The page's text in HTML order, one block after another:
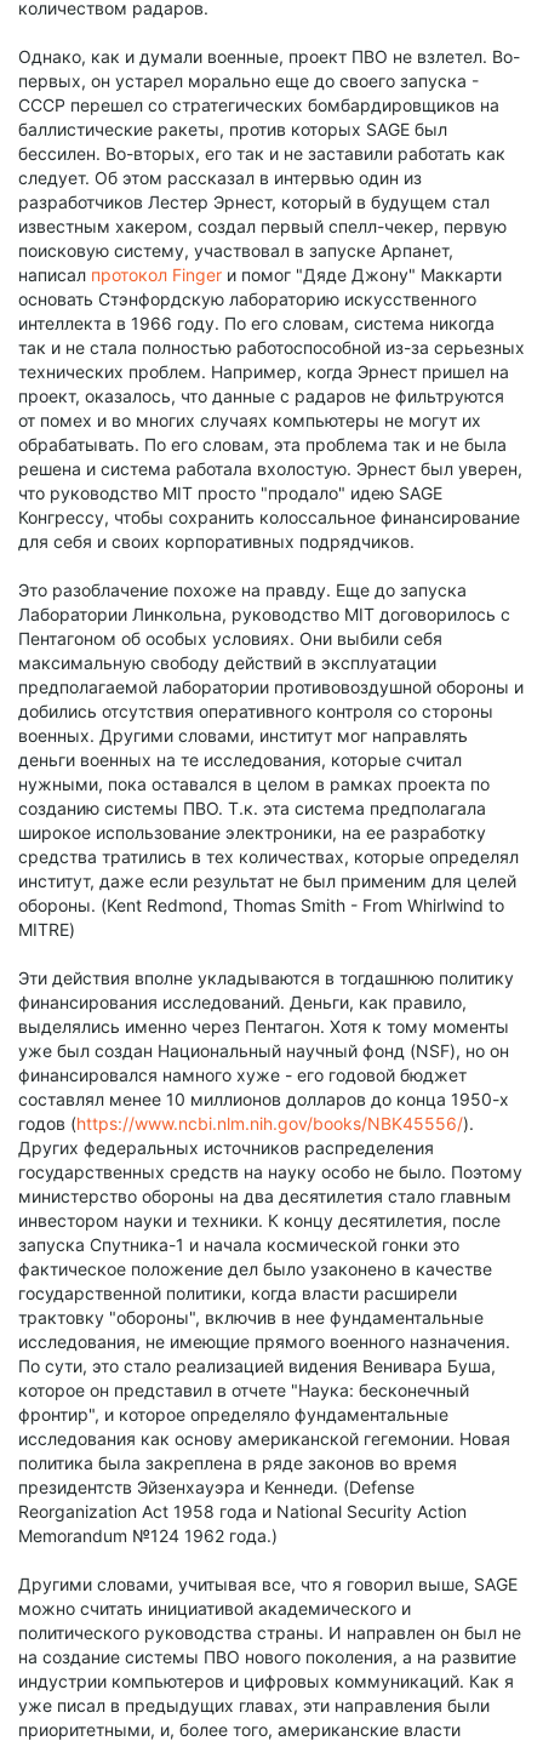
количеством радаров.
Однако, как и думали военные, проект ПВО не взлетел. Во-
первых, он устарел морально еще до своего запуска -
СССР перешел со стратегических бомбардировщиков на
баллистические ракеты, против которых SAGE был
бессилен. Во-вторых, его так и не заставили работать как
следует. Об этом рассказал в интервью один из
разработчиков Лестер Эрнест, который в будущем стал
известным хакером, создал первый спелл-чекер, первую
поисковую систему, участвовал в запуске Арпанет,
написал протокол Finger и помог "Дяде Джону" Маккарти
основать Стэнфордскую лабораторию искусственного
интеллекта в 1966 году. По его словам, система никогда
так и не стала полностью работоспособной из-за серьезных
технических проблем. Например, когда Эрнест пришел на
проект, оказалось, что данные с радаров не фильтруются
от помех и во многих случаях компьютеры не могут их
обрабатывать. По его словам, эта проблема так и не была
решена и система работала вхолостую. Эрнест был уверен,
что руководство MIT просто "продало" идею SAGE
Конгрессу, чтобы сохранить колоссальное финансирование
для себя и своих корпоративных подрядчиков.
Это разоблачение похоже на правду. Еще до запуска
Лаборатории Линкольна, руководство MIT договорилось с
Пентагоном об особых условиях. Они выбили себя
максимальную свободу действий в эксплуатации
предполагаемой лаборатории противовоздушной обороны и
добились отсутствия оперативного контроля со стороны
военных. Другими словами, институт мог направлять
деньги военных на те исследования, которые считал
нужными, пока оставался в целом в рамках проекта по
созданию системы ПВО. Т.к. эта система предполагала
широкое использование электроники, на ее разработку
средства тратились в тех количествах, которые определял
институт, даже если результат не был применим для целей
обороны. (Kent Redmond, Thomas Smith - From Whirlwind to
MITRE)
Эти действия вполне укладываются в тогдашнюю политику
финансирования исследований. Деньги, как правило,
выделялись именно через Пентагон. Хотя к тому моменты
уже был создан Национальный научный фонд (NSF), но он
финансировался намного хуже - его годовой бюджет
составлял менее 10 миллионов долларов до конца 1950-х
годов (https://www.ncbi.nlm.nih.gov/books/NBK45556/).
Других федеральных источников распределения
государственных средств на науку особо не было. Поэтому
министерство обороны на два десятилетия стало главным
инвестором науки и техники. К концу десятилетия, после
запуска Спутника-1 и начала космической гонки это
фактическое положение дел было узаконено в качестве
государственной политики, когда власти расширели
трактовку "обороны", включив в нее фундаментальные
исследования, не имеющие прямого военного назначения.
По сути, это стало реализацией видения Венивара Буша,
которое он представил в отчете "Наука: бесконечный
фронтир", и которое определяло фундаментальные
исследования как основу американской гегемонии. Новая
политика была закреплена в ряде законов во время
президентств Эйзенхауэра и Кеннеди. (Defense
Reorganization Act 1958 года и National Security Action
Memorandum №124 1962 года.)
Другими словами, учитывая все, что я говорил выше, SAGE
можно считать инициативой академического и
политического руководства страны. И направлен он был не
на создание системы ПВО нового поколения, а на развитие
индустрии компьютеров и цифровых коммуникаций. Как я
уже писал в предыдущих главах, эти направления были
приоритетными, и, более того, американские власти